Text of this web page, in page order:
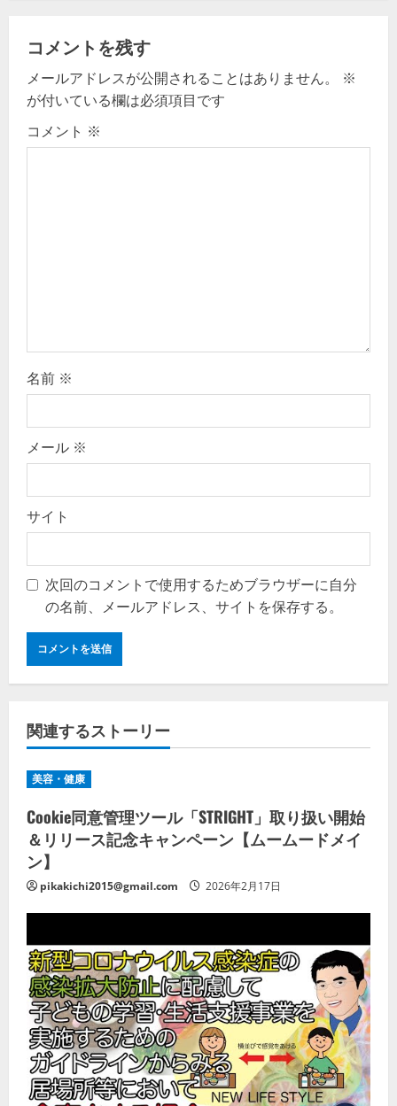
v
i
g
コメントを残す
メールアドレスが公開されることはありません。
※
が付いている欄は必須項目です
コメント ※
名前 ※
メール ※
サイト
次回のコメントで使用するためブラウザーに自分
の名前、メールアドレス、サイトを保存する。
関連するストーリー
美容・健康
Cookie同意管理ツール「STRIGHT」取り扱い開始
＆リリース記念キャンペーン【ムームードメイ
ン】
pikakichi2015@gmail.com 2026年2月17日